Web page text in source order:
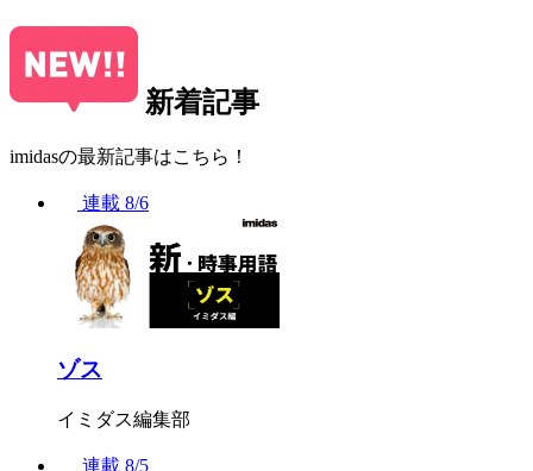
新着記事
imidasの最新記事はこちら！
連載 8/6
ゾス
イミダス編集部
連載 8/5